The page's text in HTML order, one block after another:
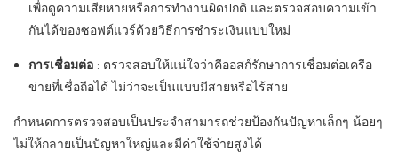
เพื่อดูความเสียหายหรือการทำงานผิดปกติ และตรวจสอบความเข้า
กันได้ของซอฟต์แวร์ด้วยวิธีการชำระเงินแบบใหม่
การเชื่อมต่อ : ตรวจสอบให้แน่ใจว่าคีออสก์รักษาการเชื่อมต่อเครือ
ข่ายที่เชื่อถือได้ ไม่ว่าจะเป็นแบบมีสายหรือไร้สาย
กำหนดการตรวจสอบเป็นประจำสามารถช่วยป้องกันปัญหาเล็กๆ น้อยๆ
ไม่ให้กลายเป็นปัญหาใหญ่และมีค่าใช้จ่ายสูงได้